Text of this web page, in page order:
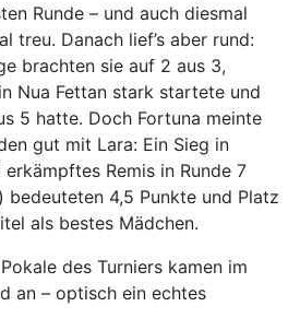
Runde – und auch diesmal
treu. Danach lief’s aber rund:
brachten sie auf 2 aus 3,
Nua Fettan stark startete und
5 hatte. Doch Fortuna meinte
gut mit Lara: Ein Sieg in
Remis in Runde 7
bedeuteten 4,5 Punkte und Platz
als bestes Mädchen.
des Turniers kamen im
an – optisch ein echtes